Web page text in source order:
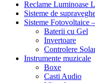
Reclame Luminoase
Sisteme de
Sisteme Fotovoltaice
Baterii cu Gel
Invertoare
Controlere
Instrumente muzicale
Boxe
Casti Audio